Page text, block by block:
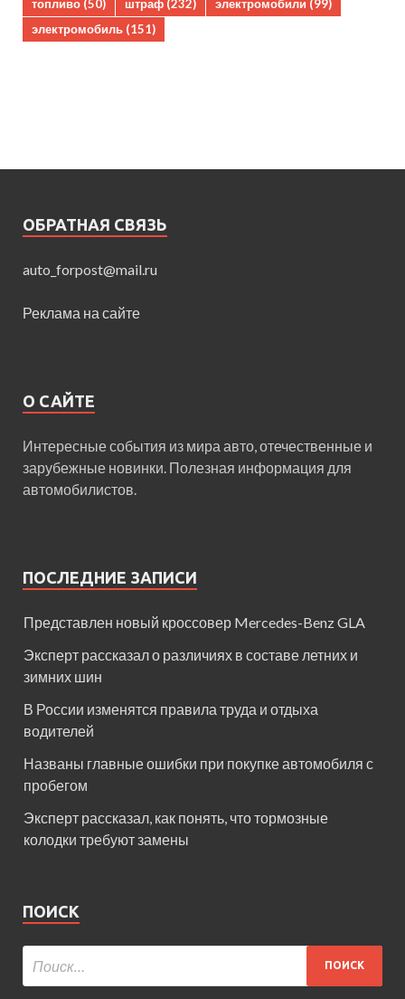
топливо (50) штраф (232) электромобили (99)
электромобиль (151)
ОБРАТНАЯ СВЯЗЬ
auto_forpost@mail.ru
Реклама на сайте
О САЙТЕ
Интересные события из мира авто, отечественные и
зарубежные новинки. Полезная информация для
автомобилистов.
ПОСЛЕДНИЕ ЗАПИСИ
Представлен новый кроссовер Mercedes-Benz GLA
Эксперт рассказал о различиях в составе летних и
зимних шин
В России изменятся правила труда и отдыха
водителей
Названы главные ошибки при покупке автомобиля с
пробегом
Эксперт рассказал, как понять, что тормозные
колодки требуют замены
ПОИСК